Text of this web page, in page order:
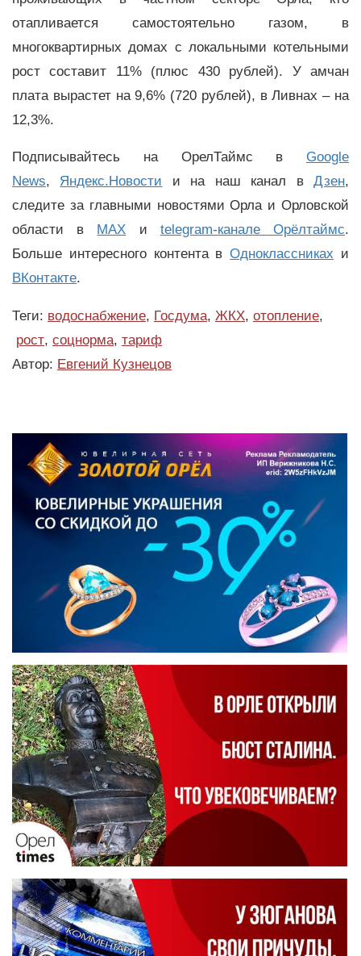
отапливается самостоятельно газом, в
многоквартирных домах с локальными котельными
рост составит 11% (плюс 430 рублей). У амчан
плата вырастет на 9,6% (720 рублей), в Ливнах – на
12,3%.
Подписывайтесь на ОрелТаймс в Google
News, Яндекс.Новости и на наш канал вДзен,
следите за главными новостями Орла и Орловской
области в MAX и telegram-канале Орёлтаймс.
Больше интересного контента вОдноклассниках и
ВКонтакте.
Теги: водоснабжение, Госдума, ЖКХ, отопление,
рост, соцнорма, тариф
Автор: Евгений Кузнецов